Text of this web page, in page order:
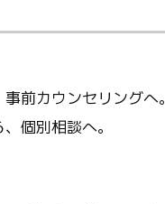
前カウンセリングへ。
個別相談へ。